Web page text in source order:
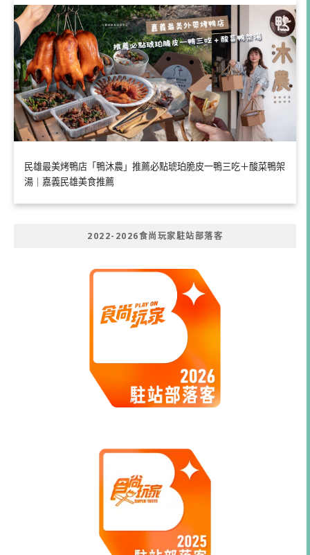
民雄最美烤鴨店「鴨沐農」推薦必點琥珀脆皮一鴨三吃＋酸菜鴨架
湯｜嘉義民雄美食推薦
2022-2026食尚玩家駐站部落客